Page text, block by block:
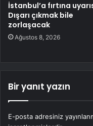
İstanbul’a fırtına
Dışarı çıkmak bile
zorlaşacak
Ağustos 8, 2026
Bir yanıt yazın
E-posta adresiniz